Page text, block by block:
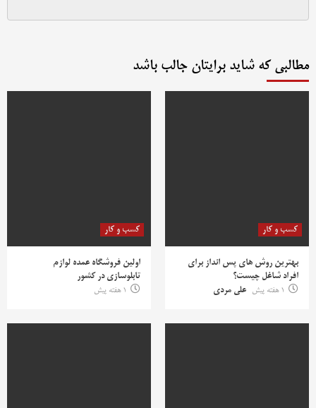
مطالبی که شاید برایتان جالب باشد
کسب و کار
بهترین روش‌ های پس‌ انداز برای
افراد شاغل چیست؟
1 هفته پیش
علی مردی
کسب و کار
اولین فروشگاه عمده لوازم
تابلوسازی در کشور
1 هفته پیش